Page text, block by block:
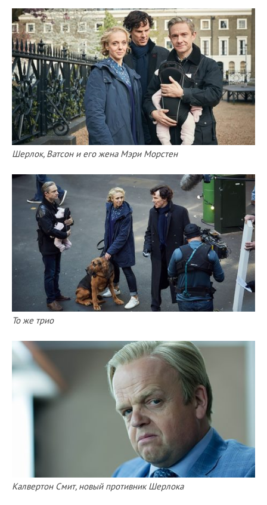
Шерлок, Ватсон и его жена Мэри Морстен
То же трио
Калвертон Смит, новый противник Шерлока